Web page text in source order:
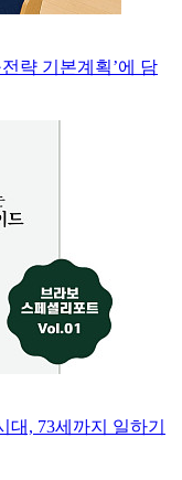
략 기본계획’에 담
대, 73세까지 일하기